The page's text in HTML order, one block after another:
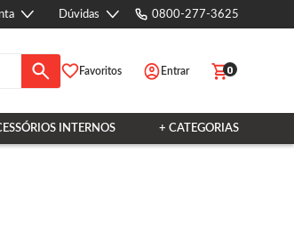
Dúvidas 0800-277-3625
Favoritos Entrar 0
INTERNOS + CATEGORIAS